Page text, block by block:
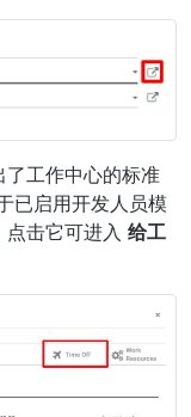
了工作中心的标准
已启用开发人员模
点击它可进入 给工